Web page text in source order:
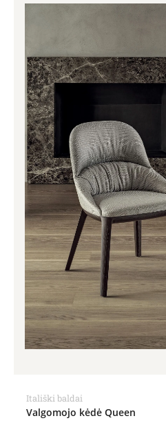
Itališki baldai
Valgomojo kėdė Queen